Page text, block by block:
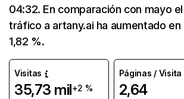
04:32. En comparación con mayo el
tráfico a artany.ai ha aumentado en
1,82 %.
Visitas
35,73 mil+2 %
Páginas / Visita
2,64